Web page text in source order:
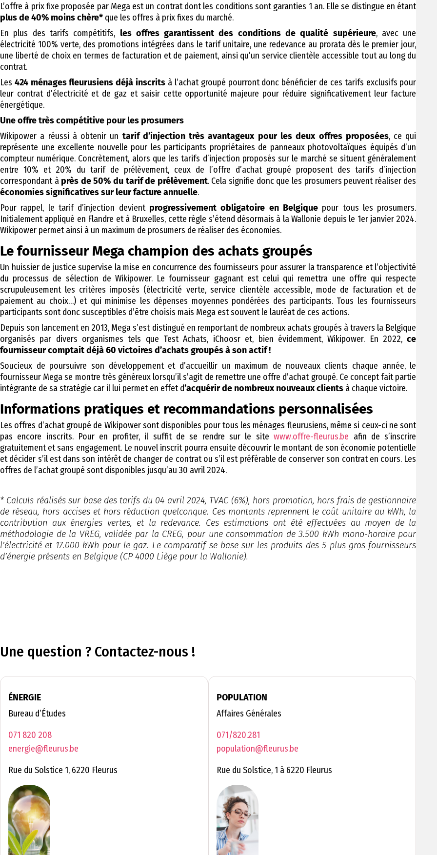
L’offre à prix fixe proposée par Mega est un contrat dont les conditions sont garanties 1 an. Elle se distingue en étant
plus de 40% moins chère* que les offres à prix fixes du marché.
En plus des tarifs compétitifs, les offres garantissent des conditions de qualité supérieure, avec une
électricité 100% verte, des promotions intégrées dans le tarif unitaire, une redevance au prorata dès le premier jour,
une liberté de choix en termes de facturation et de paiement, ainsi qu’un service clientèle accessible tout au long du
contrat.
Les 424 ménages fleurusiens déjà inscrits à l’achat groupé pourront donc bénéficier de ces tarifs exclusifs pour
leur contrat d’électricité et de gaz et saisir cette opportunité majeure pour réduire significativement leur facture
énergétique.
Une offre très compétitive pour les prosumers
Wikipower a réussi à obtenir un tarif d’injection très avantageux pour les deux offres proposées, ce qui
représente une excellente nouvelle pour les participants propriétaires de panneaux photovoltaïques équipés d’un
compteur numérique. Concrètement, alors que les tarifs d’injection proposés sur le marché se situent généralement
entre 10% et 20% du tarif de prélèvement, ceux de l’offre d’achat groupé proposent des tarifs d’injection
correspondant à près de 50% du tarif de prélèvement. Cela signifie donc que les prosumers peuvent réaliser des
économies significatives sur leur facture annuelle.
Pour rappel, le tarif d’injection devient progressivement obligatoire en Belgique pour tous les prosumers.
Initialement appliqué en Flandre et à Bruxelles, cette règle s’étend désormais à la Wallonie depuis le 1er janvier 2024.
Wikipower permet ainsi à un maximum de prosumers de réaliser des économies.
Le fournisseur Mega champion des achats groupés
Un huissier de justice supervise la mise en concurrence des fournisseurs pour assurer la transparence et l’objectivité
du processus de sélection de Wikipower. Le fournisseur gagnant est celui qui remettra une offre qui respecte
scrupuleusement les critères imposés (électricité verte, service clientèle accessible, mode de facturation et de
paiement au choix…) et qui minimise les dépenses moyennes pondérées des participants. Tous les fournisseurs
participants sont donc susceptibles d’être choisis mais Mega est souvent le lauréat de ces actions.
Depuis son lancement en 2013, Mega s’est distingué en remportant de nombreux achats groupés à travers la Belgique
organisés par divers organismes tels que Test Achats, iChoosr et, bien évidemment, Wikipower. En 2022,ce
fournisseur comptait déjà 60 victoires d’achats groupés à son actif !
Soucieux de poursuivre son développement et d’accueillir un maximum de nouveaux clients chaque année, le
fournisseur Mega se montre très généreux lorsqu’il s’agit de remettre une offre d’achat groupé. Ce concept fait partie
intégrante de sa stratégie car il lui permet en effet d’acquérir de nombreux nouveaux clients à chaque victoire.
Informations pratiques et recommandations personnalisées
Les offres d’achat groupé de Wikipower sont disponibles pour tous les ménages fleurusiens, même si ceux-ci ne sont
pas encore inscrits. Pour en profiter, il suffit de se rendre sur le sitewww.offre-fleurus.be afin de s’inscrire
gratuitement et sans engagement. Le nouvel inscrit pourra ensuite découvrir le montant de son économie potentielle
et décider s’il est dans son intérêt de changer de contrat ou s’il est préférable de conserver son contrat en cours. Les
offres de l’achat groupé sont disponibles jusqu’au 30 avril 2024.
* Calculs réalisés sur base des tarifs du 04 avril 2024, TVAC (6%), hors promotion, hors frais de gestionnaire
de réseau, hors accises et hors réduction quelconque. Ces montants reprennent le coût unitaire au kWh, la
contribution aux énergies vertes, et la redevance. Ces estimations ont été effectuées au moyen de la
méthodologie de la VREG, validée par la CREG, pour une consommation de 3.500 kWh mono-horaire pour
l’électricité et 17.000 kWh pour le gaz. Le comparatif se base sur les produits des 5 plus gros fournisseurs
d’énergie présents en Belgique (CP 4000 Liège pour la Wallonie).
Une question ? Contactez-nous !
ÉNERGIE
Bureau d’Études
071 820 208
energie@fleurus.be
Rue du Solstice 1, 6220 Fleurus
POPULATION
Affaires Générales
071/820.281
population@fleurus.be
Rue du Solstice, 1 à 6220 Fleurus